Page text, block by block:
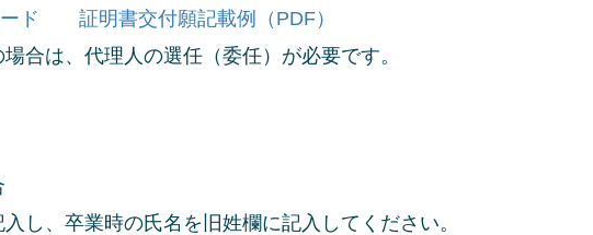
ド
証明書交付願記載例（PDF）
、代理人の選任（委任）が必要です。
時の氏名を旧姓欄に記入してください。